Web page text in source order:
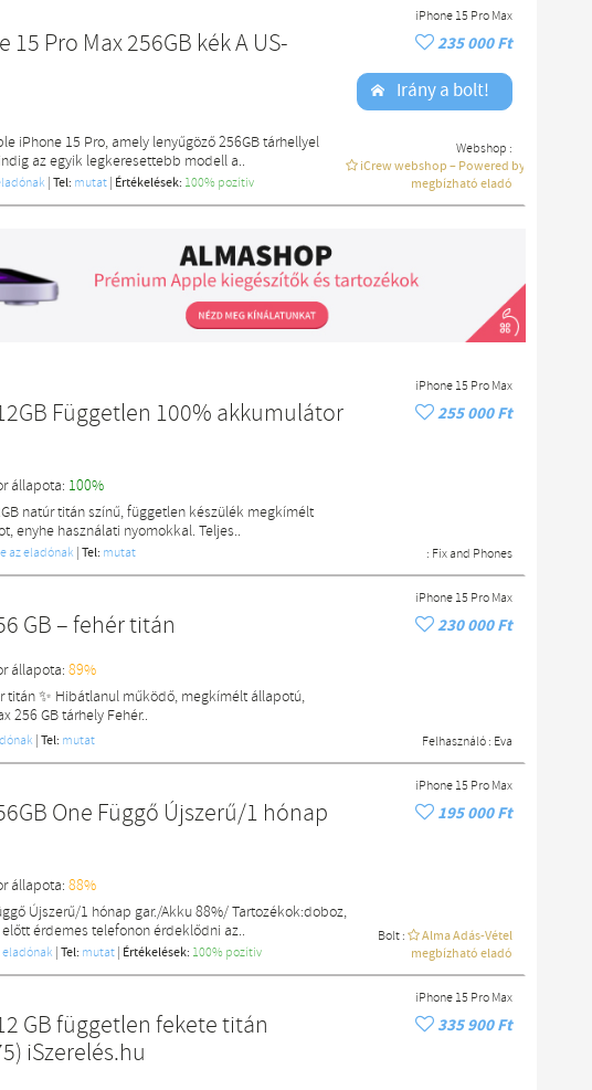
Pro Max 256GB kék A US-
iPhone 15 Pro, amely lenyűgöző 256GB tárhellyel
az egyik legkeresettebb modell a..
|Tel: mutat | Értékelések: 100% pozítiv
iPhone 15 Pro Max
235 000 Ft
Irány a bolt!
Webshop :
iCrew webshop – Powered by macdoki
megbízható eladó
Független 100% akkumulátor
állapota: 100%
natúr titán színű, független készülék megkímélt
enyhe használati nyomokkal. Teljes..
az eladónak Tel: mutat
iPhone 15 Pro Max
255 000 Ft
: Fix and Phones
GB – fehér titán
állapota: 89%
titán ✨ Hibátlanul működő, megkímélt állapotú,
256 GB tárhely Fehér..
Tel: mutat
iPhone 15 Pro Max
230 000 Ft
Felhasználó : Eva
One Függő Újszerű/1 hónap
állapota: 88%
Újszerű/1 hónap gar./Akku 88%/ Tartozékok:doboz,
érdemes telefonon érdeklődni az..
eladónak Tel: mutat Értékelések: 100% pozítiv
iPhone 15 Pro Max
195 000 Ft
Bolt :
Alma Adás-Vétel
megbízható eladó
GB független fekete titán
iSzerelés.hu
iPhone 15 Pro Max
335 900 Ft